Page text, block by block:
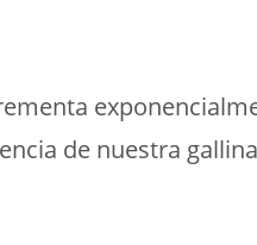
de nuestra